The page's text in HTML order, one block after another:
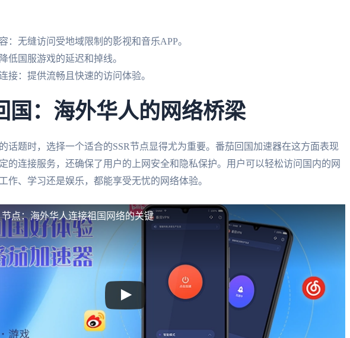
：无缝访问受地域限制的影视和音乐APP。
低国服游戏的延迟和掉线。
接：提供流畅且快速的访问体验。
国：海外华人的网络桥梁
的话题时，选择一个适合的SSR节点显得尤为重要。番茄回国加速器在这方面表现
的连接服务，还确保了用户的上网安全和隐私保护。用户可以轻松访问国内的网
作、学习还是娱乐，都能享受无忧的网络体验。
节点：海外华人连接祖国网络的关键